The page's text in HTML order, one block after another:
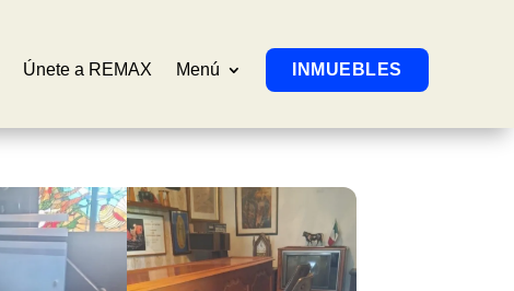
Únete a REMAX Menú INMUEBLES